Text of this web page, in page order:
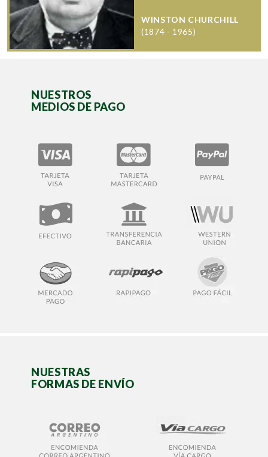
WINSTON CHURCHILL
(1874 - 1965)
NUESTROS
MEDIOS DE PAGO
NUESTRAS
FORMAS DE ENVÍO